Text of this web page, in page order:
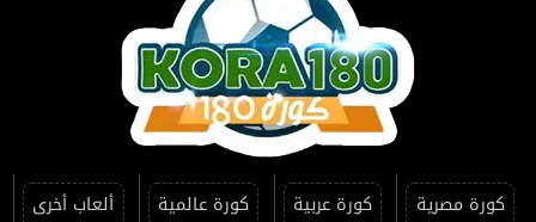
كورة مصرية كورة عربية كورة عالمية ألعاب أخرى